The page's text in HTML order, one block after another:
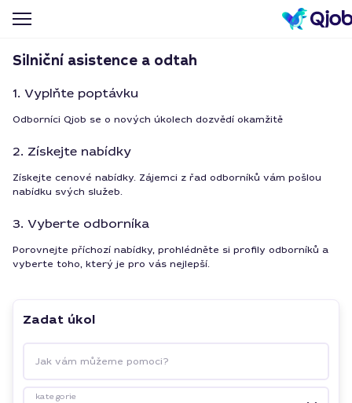
Silniční asistence a odtah
1. Vyplňte poptávku
Odborníci Qjob se o nových úkolech dozvědí okamžitě
2. Získejte nabídky
Získejte cenové nabídky. Zájemci z řad odborníků vám pošlou
nabídku svých služeb.
3. Vyberte odborníka
Porovnejte příchozí nabídky, prohlédněte si profily odborníků a
vyberte toho, který je pro vás nejlepší.
Zadat úkol
Jak vám můžeme pomoci?
kategorie